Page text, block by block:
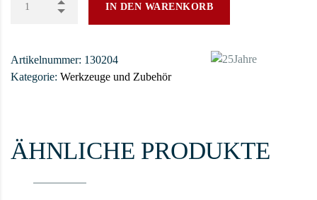
IN DEN WARENKORB
Artikelnummer: 130204
Kategorie: Werkzeuge und Zubehör
ÄHNLICHE PRODUKTE